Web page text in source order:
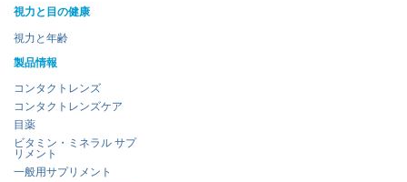
視力と目の健康
視力と年齢
製品情報
コンタクトレンズ
コンタクトレンズケア
目薬
ビタミン・ミネラル サプ
リメント
一般用サプリメント